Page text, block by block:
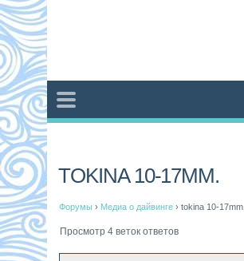
TOKINA 10-17MM.
Форумы › Медиа о дайвинге › tokina 10-17mm.
Просмотр 4 веток ответов